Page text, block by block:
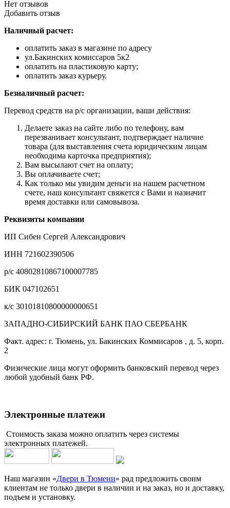
Нет отзывов
Добавить отзыв
Наличный расчет:
оплатить заказ в магазине по адресу
ул.Бакинских комиссаров 5к2
оплатить на пластиковую карту;
оплатить заказ курьеру.
Безналичный расчет:
Перевод средств на р/с организации, ваши действия:
Делаете заказ на сайте либо по телефону, вам
перезванивает консультант, подтверждает наличие
товара (для выставления счета юридическим лицам
необходима карточка предприятия);
Вам высылают счет на оплату;
Вы оплачиваете счет;
Как только мы увидим деньги на нашем расчетном
счете, наш консультант свяжется с Вами и назначит
время доставки или самовывоза.
Реквизиты компании
ИП Сибен Сергей Александрович
ИНН 721602390506
р/с 40802810867100007785
БИК 047102651
к/с 30101810800000000651
ЗАПАДНО-СИБИРСКИЙ БАНК ПАО СБЕРБАНК
Факт. адрес: г. Тюмень, ул. Бакинских Коммисаров , д. 5, корп.
2
Физические лица могут оформить банковский перевод через
любой удобный банк РФ.
Электронные платежи
Стоимость заказа можно оплатить через системы
электронных платежей.
Наш магазин «Двери в Тюмени» рад предложить своим
клиентам не только двери в наличии и на заказ, но и доставку,
подъем и установку.